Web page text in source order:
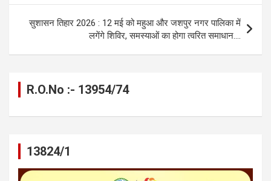
k
p
सुशासन तिहार 2026 : 12 मई को महुआ और जशपुर नगर पालिका में
लगेंगे शिविर, समस्याओं का होगा त्वरित समाधान….
R.O.No :- 13954/74
13824/1